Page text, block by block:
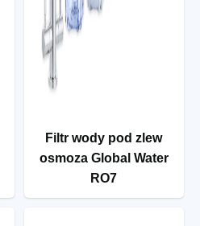
Filtr wody pod zlew
osmoza Global Water
RO7